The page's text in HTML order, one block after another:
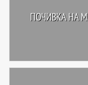
ПОЧИВКА НА